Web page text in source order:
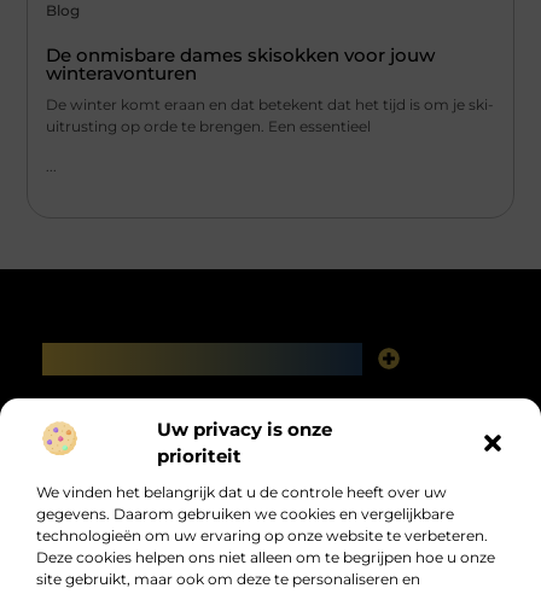
Uw privacy is onze
prioriteit
We vinden het belangrijk dat u de controle heeft over uw
gegevens. Daarom gebruiken we cookies en vergelijkbare
technologieën om uw ervaring op onze website te verbeteren.
Deze cookies helpen ons niet alleen om te begrijpen hoe u onze
site gebruikt, maar ook om deze te personaliseren en
Blog
De onmisbare dames skisokken voor jouw
winteravonturen
De winter komt eraan en dat betekent dat het tijd is om je ski-
uitrusting op orde te brengen. Een essentieel